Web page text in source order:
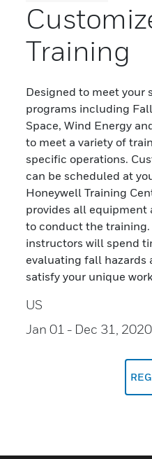
Training
Designed to meet your
programs including
Space, Wind Energy
to meet a variety of
specific operations.
can be scheduled at
Honeywell Training
provides all equipment
to conduct the
instructors will spend
evaluating fall hazards
satisfy your unique
US
Jan 01 - Dec 31, 2020